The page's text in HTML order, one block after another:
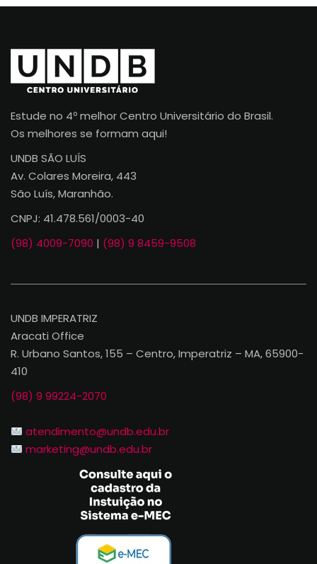
Estude no 4º melhor Centro Universitário do Brasil.
Os melhores se formam aqui!
UNDB SÃO LUÍS
Av. Colares Moreira, 443
São Luís, Maranhão.
CNPJ: 41.478.561/0003-40
(98) 4009-7090 | (98) 9 8459-9508
UNDB IMPERATRIZ
Aracati Office
R. Urbano Santos, 155 – Centro, Imperatriz – MA, 65900-
410
(98) 9 99224-2070
atendimento@undb.edu.br
marketing@undb.edu.br